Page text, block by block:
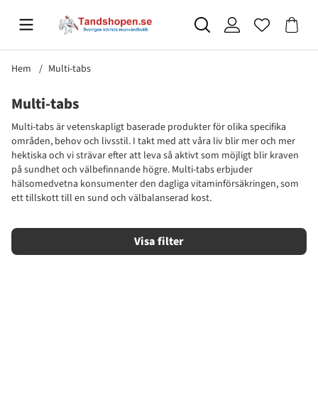
Hem Multi-tabs
Multi-tabs
Multi-tabs är vetenskapligt baserade produkter för olika specifika
områden, behov och livsstil. I takt med att våra liv blir mer och mer
hektiska och vi strävar efter att leva så aktivt som möjligt blir kraven
på sundhet och välbefinnande högre. Multi-tabs erbjuder
hälsomedvetna konsumenter den dagliga vitaminförsäkringen, som
ett tillskott till en sund och välbalanserad kost.
Filtrera